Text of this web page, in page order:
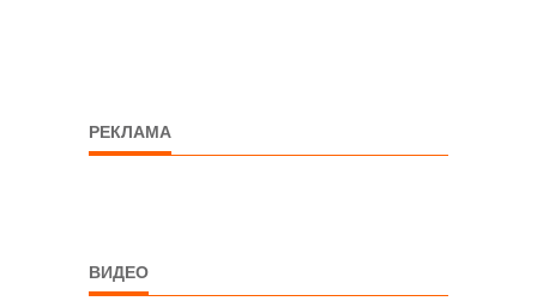
РЕКЛАМА
ВИДЕО